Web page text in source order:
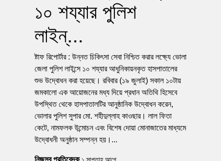
১০ শয্যার পুলিশ
লাইন্...
ষ্টাফ রিপোর্টার : উন্নত চিকিৎসা সেবা নিশ্চিত করার লক্ষ্যে ভোলা
জেলা পুলিশ লাইন্সে ১০ শয্যার আধুনিকায়নকৃত হাসপাতালের
শুভ উদ্বোধন করা হয়েছে। রবিবার (১৯ জুলাই) সকাল ১০টায়
জমকালো এক আয়োজনের মধ্য দিয়ে প্রধান অতিথি হিসেবে
উপস্থিত থেকে হাসপাতালটির আনুষ্ঠানিক উদ্বোধন করেন,
ভোলার পুলিশ সুপার মো. শহীদুল্লাহ কাওছার। লাল ফিতা
কেটে, নামফলক উন্মোচন এবং বিশেষ দোয়া মোনাজাতের মাধ্যমে
উদ্বোধনী অনুষ্ঠান সম্পন্ন হয়।...
নিজস্ব প্রতিবেদক ১ সাপ্তাহ আগে